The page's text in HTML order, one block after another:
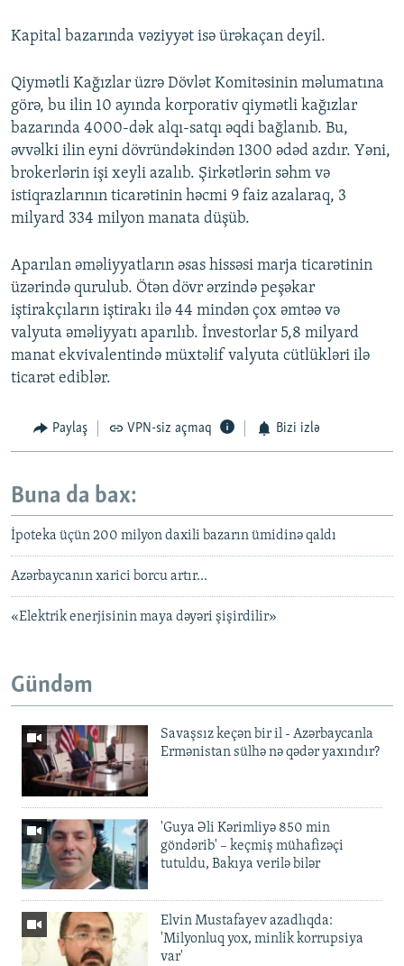
Kapital bazarında vəziyyət isə ürəkaçan deyil.
Qiymətli Kağızlar üzrə Dövlət Komitəsinin məlumatına
görə, bu ilin 10 ayında korporativ qiymətli kağızlar
bazarında 4000-dək alqı-satqı əqdi bağlanıb. Bu,
əvvəlki ilin eyni dövründəkindən 1300 ədəd azdır. Yəni,
brokerlərin işi xeyli azalıb. Şirkətlərin səhm və
istiqrazlarının ticarətinin həcmi 9 faiz azalaraq, 3
milyard 334 milyon manata düşüb.
Aparılan əməliyyatların əsas hissəsi marja ticarətinin
üzərində qurulub. Ötən dövr ərzində peşəkar
iştirakçıların iştirakı ilə 44 mindən çox əmtəə və
valyuta əməliyyatı aparılıb. İnvestorlar 5,8 milyard
manat ekvivalentində müxtəlif valyuta cütlükləri ilə
ticarət ediblər.
Paylaş VPN-siz açmaq Bizi izlə
Buna da bax:
İpoteka üçün 200 milyon daxili bazarın ümidinə qaldı
Azərbaycanın xarici borcu artır...
«Elektrik enerjisinin maya dəyəri şişirdilir»
Gündəm
Savaşsız keçən bir il - Azərbaycanla
Ermənistan sülhə nə qədər yaxındır?
'Guya Əli Kərimliyə 850 min
göndərib' – keçmiş mühafizəçi
tutuldu, Bakıya verilə bilər
Elvin Mustafayev azadlıqda:
'Milyonluq yox, minlik korrupsiya
var'